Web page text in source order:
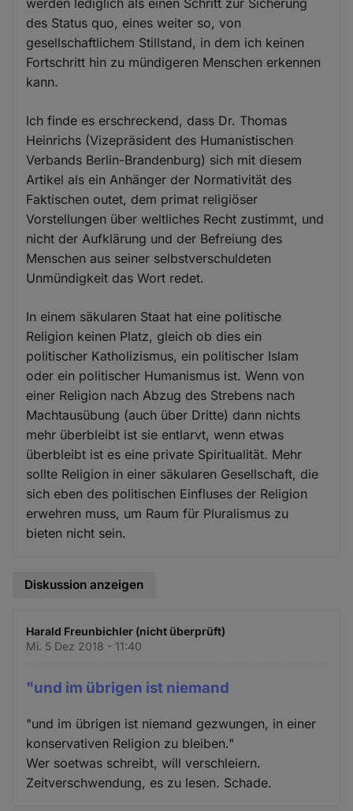
werden lediglich als einen Schritt zur Sicherung
des Status quo, eines weiter so, von
gesellschaftlichem Stillstand, in dem ich keinen
Fortschritt hin zu mündigeren Menschen erkennen
kann.
Ich finde es erschreckend, dass Dr. Thomas
Heinrichs (Vizepräsident des Humanistischen
Verbands Berlin-Brandenburg) sich mit diesem
Artikel als ein Anhänger der Normativität des
Faktischen outet, dem primat religiöser
Vorstellungen über weltliches Recht zustimmt, und
nicht der Aufklärung und der Befreiung des
Menschen aus seiner selbstverschuldeten
Unmündigkeit das Wort redet.
In einem säkularen Staat hat eine politische
Religion keinen Platz, gleich ob dies ein
politischer Katholizismus, ein politischer Islam
oder ein politischer Humanismus ist. Wenn von
einer Religion nach Abzug des Strebens nach
Machtausübung (auch über Dritte) dann nichts
mehr überbleibt ist sie entlarvt, wenn etwas
überbleibt ist es eine private Spiritualität. Mehr
sollte Religion in einer säkularen Gesellschaft, die
sich eben des politischen Einfluses der Religion
erwehren muss, um Raum für Pluralismus zu
bieten nicht sein.
Diskussion anzeigen
Harald Freunbichler (nicht überprüft)
Mi. 5 Dez 2018 - 11:40
"und im übrigen ist niemand
"und im übrigen ist niemand gezwungen, in einer
konservativen Religion zu bleiben."
Wer soetwas schreibt, will verschleiern.
Zeitverschwendung, es zu lesen. Schade.